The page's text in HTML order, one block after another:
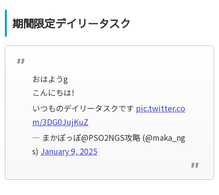
期間限定デイリータスク
おはようg
こんにちは!
いつものデイリータスクです pic.twitter.co
m/3DG0JujKuZ
— まかぽっぽ@PSO2NGS攻略 (@maka_ng
s) January 9, 2025